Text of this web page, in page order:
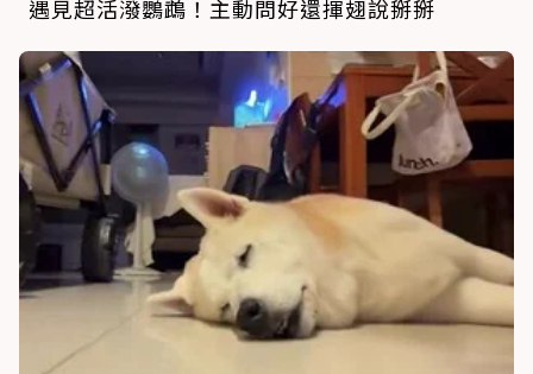
遇見超活潑鸚鵡！主動問好還揮翅說掰掰